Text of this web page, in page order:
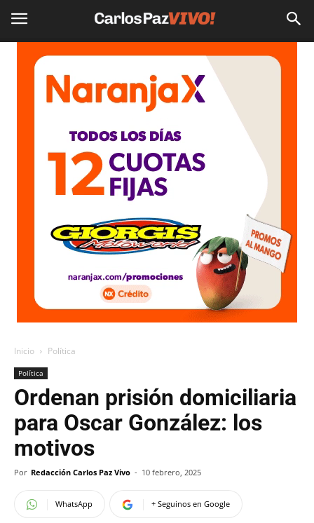
Inicio Política
Política
Ordenan prisión domiciliaria
para Oscar González: los
motivos
Por Redacción Carlos Paz Vivo - 10 febrero, 2025
WhatsApp + Seguinos en Google